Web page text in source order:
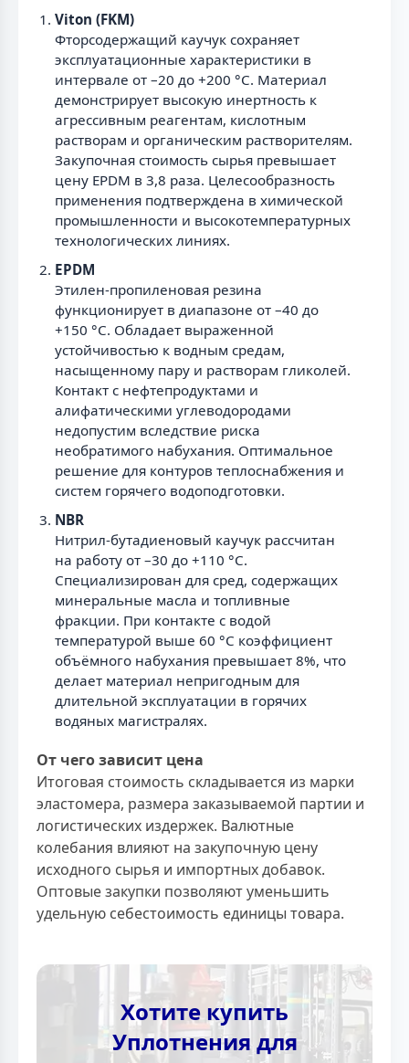
Viton (FKM)
Фторсодержащий каучук сохраняет
эксплуатационные характеристики в
интервале от –20 до +200 °С. Материал
демонстрирует высокую инертность к
агрессивным реагентам, кислотным
растворам и органическим растворителям.
Закупочная стоимость сырья превышает
цену EPDM в 3,8 раза. Целесообразность
применения подтверждена в химической
промышленности и высокотемпературных
технологических линиях.
EPDM
Этилен-пропиленовая резина
функционирует в диапазоне от –40 до
+150 °С. Обладает выраженной
устойчивостью к водным средам,
насыщенному пару и растворам гликолей.
Контакт с нефтепродуктами и
алифатическими углеводородами
недопустим вследствие риска
необратимого набухания. Оптимальное
решение для контуров теплоснабжения и
систем горячего водоподготовки.
NBR
Нитрил-бутадиеновый каучук рассчитан
на работу от –30 до +110 °С.
Специализирован для сред, содержащих
минеральные масла и топливные
фракции. При контакте с водой
температурой выше 60 °С коэффициент
объёмного набухания превышает 8%, что
делает материал непригодным для
длительной эксплуатации в горячих
водяных магистралях.
От чего зависит цена
Итоговая стоимость складывается из марки
эластомера, размера заказываемой партии и
логистических издержек. Валютные
колебания влияют на закупочную цену
исходного сырья и импортных добавок.
Оптовые закупки позволяют уменьшить
удельную себестоимость единицы товара.
Хотите купить
Уплотнения для